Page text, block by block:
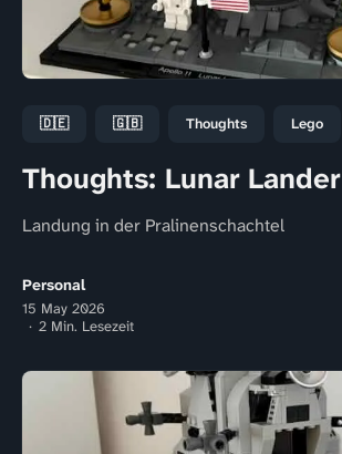
🇩🇪 🇬🇧 Thoughts Lego
Thoughts: Lunar Lander
Landung in der Pralinenschachtel
Personal
15 May 2026
2 Min. Lesezeit